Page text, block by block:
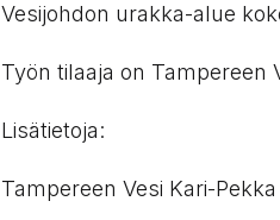
Vesijohdon urakka-alue
Työn tilaaja on Tampereen
Lisätietoja:
Tampereen Vesi Kari-